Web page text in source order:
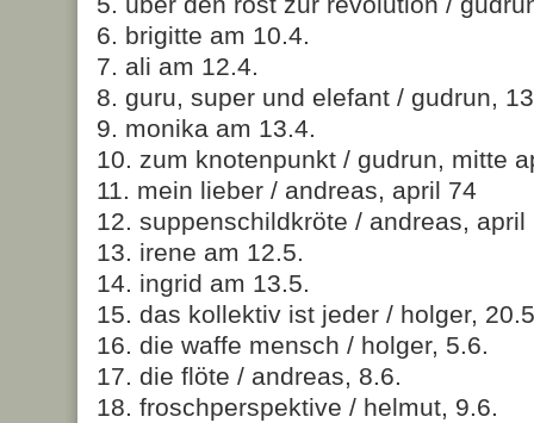
6. brigitte am 10.4.
7. ali am 12.4.
8. guru, super und elefant / gudrun,
9. monika am 13.4.
10. zum knotenpunkt / gudrun, mitte
11. mein lieber / andreas, april 74
12. suppenschildkröte / andreas, april
13. irene am 12.5.
14. ingrid am 13.5.
15. das kollektiv ist jeder / holger,
16. die waffe mensch / holger, 5.6.
17. die flöte / andreas, 8.6.
18. froschperspektive / helmut, 9.6.